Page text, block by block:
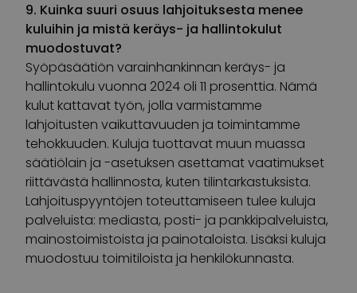
9. Kuinka suuri osuus lahjoituksesta menee
kuluihin ja mistä keräys- ja hallintokulut
muodostuvat?
Syöpäsäätiön varainhankinnan keräys- ja
hallintokulu vuonna 2024 oli 11 prosenttia. Nämä
kulut kattavat työn, jolla varmistamme
lahjoitusten vaikuttavuuden ja toimintamme
tehokkuuden. Kuluja tuottavat muun muassa
säätiölain ja -asetuksen asettamat vaatimukset
riittävästä hallinnosta, kuten tilintarkastuksista.
Lahjoituspyyntöjen toteuttamiseen tulee kuluja
palveluista: mediasta, posti- ja pankkipalveluista,
mainostoimistoista ja painotaloista. Lisäksi kuluja
muodostuu toimitiloista ja henkilökunnasta.